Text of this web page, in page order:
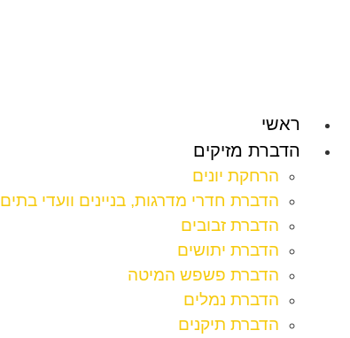
ראשי
הדברת מזיקים
הרחקת יונים
הדברת חדרי מדרגות, בניינים וועדי בתים
הדברת זבובים
הדברת יתושים
הדברת פשפש המיטה
הדברת נמלים
הדברת תיקנים